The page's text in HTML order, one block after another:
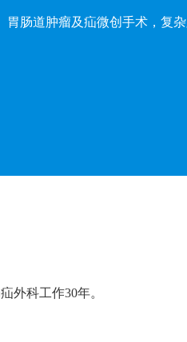
胃肠道肿瘤及疝微创手术，复
外科工作30年。